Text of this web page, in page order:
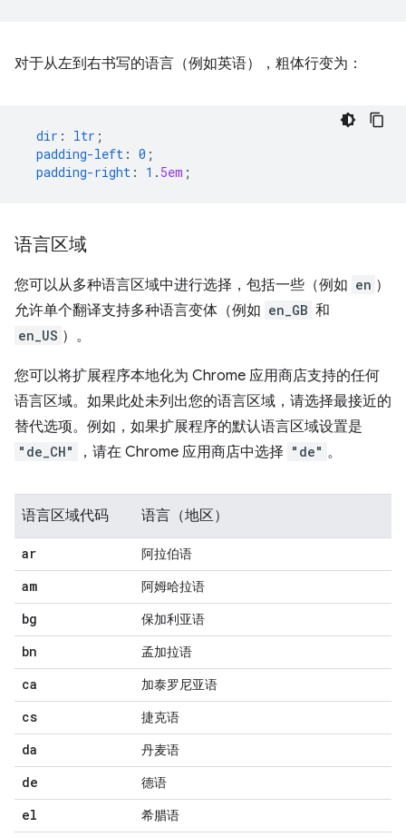
对于从左到右书写的语言（例如英语），粗体行变为：
dir : ltr ;
padding-left : 0 ;
padding-right : 1 . 5em ;
语言区域
您可以从多种语言区域中进行选择，包括一些（例如 en ）
允许单个翻译支持多种语言变体（例如 en_GB 和
en_US ）。
您可以将扩展程序本地化为 Chrome 应用商店支持的任何
语言区域。如果此处未列出您的语言区域，请选择最接近的
替代选项。例如，如果扩展程序的默认语言区域设置是
"de_CH" ，请在 Chrome 应用商店中选择 "de" 。
语言区域代码 语言（地区）
ar 阿拉伯语
am 阿姆哈拉语
bg 保加利亚语
bn 孟加拉语
ca 加泰罗尼亚语
cs 捷克语
da 丹麦语
de 德语
el 希腊语